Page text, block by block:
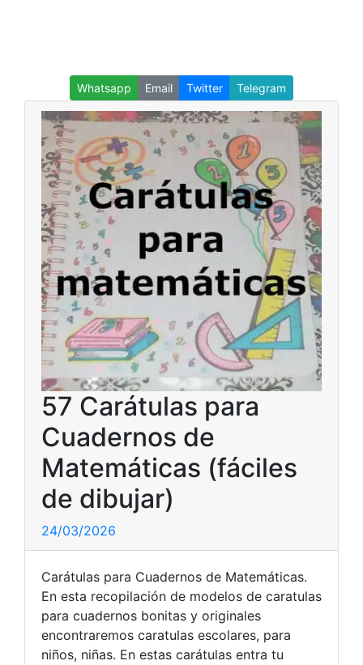
Whatsapp Email Twitter Telegram
57 Carátulas para
Cuadernos de
Matemáticas (fáciles
de dibujar)
24/03/2026
Carátulas para Cuadernos de Matemáticas.
En esta recopilación de modelos de caratulas
para cuadernos bonitas y originales
encontraremos caratulas escolares, para
niños, niñas. En estas carátulas entra tu